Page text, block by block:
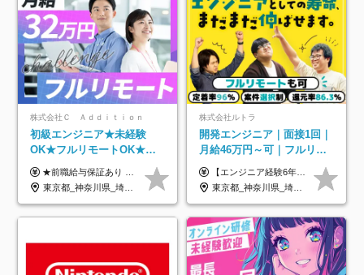
株式会社Ｃ Ａｄｄｉｔｉｏｎ
初級エンジニア★未経験
OK★フルリモートOK★月
給32万円～★残業月10h＆
年休120日以上★副業可
★前職給与保証あり ★月給32万円以上＋インセンティブあり 月給32万円以上＋インセンティブ＋各種手当 ※上記には固定残業代（月30時間・44,400円～）を含みます ※超過分は別途支給します ※試用期間はございません ★＼成果＝あなたの収入／★ 【1】案件単価ー8万円＝あなたの給与 参画したプロジェクトの案件単価から 一律8万円引いた金額があなたの給与です！ （月給例） ■1人称での構築・小規模な詳細設計 案件単価55万円ー8万円＝月給47万円（還元率85.5%） ■大型案件の設計・構築やプロジェクト管理 案件単価90万円ー8万円＝月給82万円（還元率91.1%） ‥‥‥‥‥‥‥‥‥‥‥‥‥‥‥‥‥‥ 【2】月給の他にも豊富なインセンティブあり 全員が月3～13万円のインセンティブをゲットしています！ ≪インセンティブ制度≫ 稼働している現場で増員・交代が発生し、 当社の人員を配属が決定した際に支給。 ◇C Addition正社員が参画 ：実粗利の10%／毎月 ◇協力会社所属の社員が参画：実粗利の30%／毎月 ≪リファラル制度≫ あなたの知り合いが当社のメンバーになった際に、 毎月1人あたり2万円支給します◎ ‥‥‥‥‥‥‥‥‥‥‥‥‥‥‥‥‥‥
東京都_神奈川県_埼玉県_千葉県_大阪府_愛知県_北海道_青森県_岩手県_宮城県_秋田県_山形県_福島県_茨城県_栃木県_群馬県_新潟県_山梨県_長野県_富山県_石川県_福井県_静岡県_岐阜県_三重県_兵庫県_京都府_滋賀県_奈良県_和歌山県_広島県_岡山県_鳥取県_島根県_山口県_徳島県_香川県_愛媛県_高知県_福岡県_熊本県_佐賀県_長崎県_大分県_宮崎県_鹿児島県_沖縄県
株式会社ルトラ
開発エンジニア｜面接1回｜
月給46万円～可｜フルリモ
ートも可｜案件選択制｜定
着率96％以上｜副業OK｜住
宅手当
【エンジニア経験6年以上の方】 月給46万円～100万円（固定残業代含む） ※上記月給には月30時間分の固定残業代（月8万7,400円～月19万円）を含む。超過分は全額支給。 【エンジニア経験4年以上の方】 月給42万円～100万円（固定残業代含む） ※上記月給には月30時間分の固定残業代（月7万9,800円～月19万円）を含む。超過分は全額支給。 【エンジニア経験4年未満の方】 月給38万円～100万円（固定残業代含む） ※上記月給には月30時間分の固定残業代（月7万2,200円～月19万円）を含む。超過分は全額支給。 ※経験、スキル、前職給与などを踏まえて決定。 ◆ルトラの給与制度のポイント！◆ ・社員の95%が入社時に年収UP！最高で300万円UPの実績も ・平均還元率86.3%（交通費・住宅手当・会社負担分の社保も含む） ・人柄やポテンシャルを評価し、スキル以上の希望年収を提示することも ・退職金制度やリファラル手当（平均50万円）あり
東京都_神奈川県_埼玉県_千葉県_大阪府_愛知県_北海道_青森県_岩手県_宮城県_秋田県_山形県_福島県_茨城県_栃木県_群馬県_新潟県_山梨県_長野県_富山県_石川県_福井県_静岡県_岐阜県_三重県_兵庫県_京都府_滋賀県_奈良県_和歌山県_広島県_岡山県_鳥取県_島根県_山口県_徳島県_香川県_愛媛県_高知県_福岡県_熊本県_佐賀県_長崎県_大分県_宮崎県_鹿児島県_沖縄県